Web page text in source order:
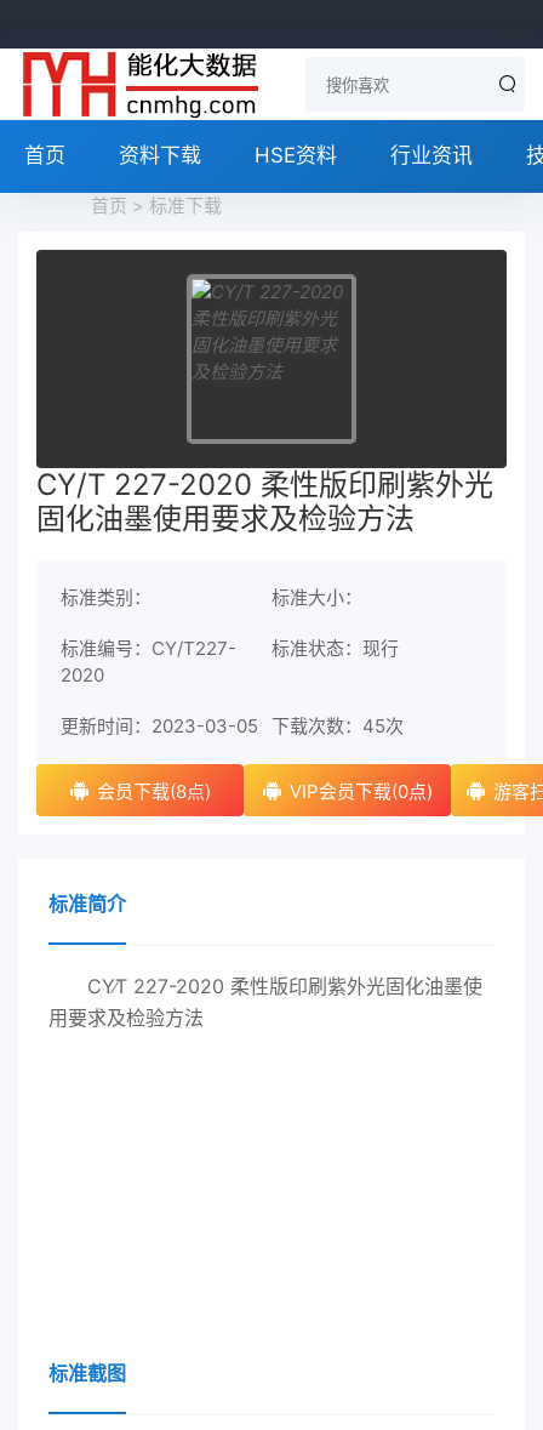
首页 资料下载 HSE资料 行业资讯
首页 > 标准下载
CY/T 227-2020 柔性版印刷紫外光
固化油墨使用要求及检验方法
标准类别： 标准大小：
标准编号：CY/T227-
2020
标准状态：现行
更新时间：2023-03-05 下载次数： 45次
会员下载(8点) VIP会员下载(0点) 游客
标准简介
CY∕T 227-2020 柔性版印刷紫外光固化油墨使
用要求及检验方法
标准截图